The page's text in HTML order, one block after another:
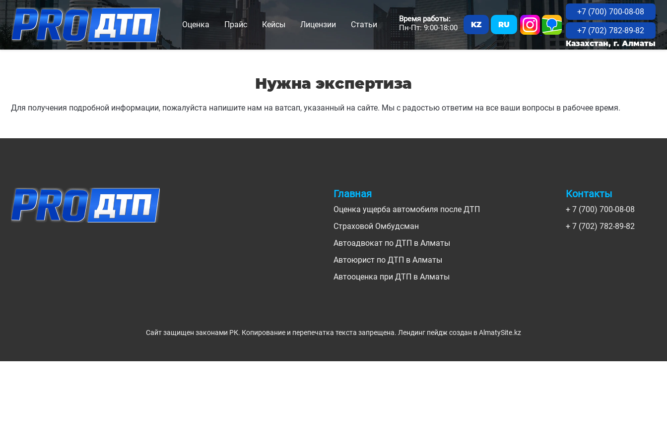
Оценка Прайс Кейсы Лицензии Статьи KZ RU
+7 (700) 700-08-08
+7 (702) 782-89-82
Казахстан, г. Алматы
Время работы:
Пн-Пт: 9:00-18:00
Нужна экспертиза
Для получения подробной информации, пожалуйста напишите нам на ватсап, указанный на сайте. Мы с радостью ответим на все ваши вопросы в рабочее время.
Главная
Оценка ущерба автомобиля после ДТП
Страховой Омбудсман
Автоадвокат по ДТП в Алматы
Автоюрист по ДТП в Алматы
Автооценка при ДТП в Алматы
Контакты
+ 7 (700) 700-08-08
+ 7 (702) 782-89-82
Сайт защищен законами РК. Копирование и перепечатка текста запрещена. Лендинг пейдж создан в AlmatySite.kz